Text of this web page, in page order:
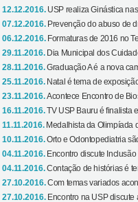
12.12.2016. USP realiza Ginástica
07.12.2016. Prevenção do abuso de
06.12.2016. Formaturas de 2016 no
29.11.2016. Dia Municipal dos
28.11.2016.Graduação A é a nova
25.11.2016. Natal é tema de
23.11.2016.Acontece Encontro de
16.11.2016.TV USP Bauru é finalista
11.11.2016. Medalhista da Olimpíada
10.11.2016.Orto e Odontopediatria
04.11.2016. Encontro discute
04.11.2016.Contação de histórias é
27.10.2016.Com temas variados
27.10.2016. Encontro na USP discute